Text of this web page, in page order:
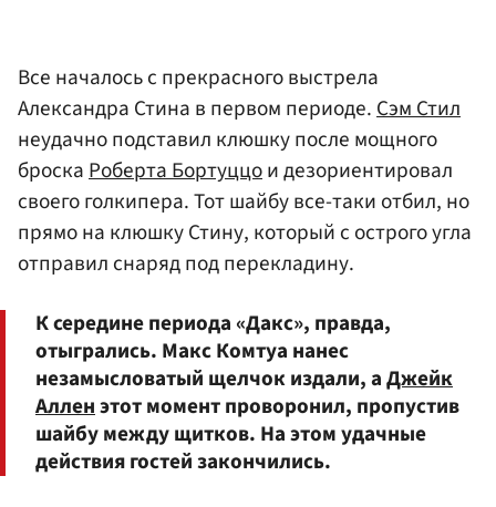
Все началось с прекрасного выстрела
Александра Стина в первом периоде.Сэм Стил
неудачно подставил клюшку после мощного
броскаРоберта Бортуццои дезориентировал
своего голкипера. Тот шайбу все-таки отбил, но
прямо на клюшку Стину, который с острого угла
отправил снаряд под перекладину.
К середине периода «Дакс», правда,
отыгрались. Макс Комтуа нанес
незамысловатый щелчок издали, аДжейк
Алленэтот момент проворонил, пропустив
шайбу между щитков. На этом удачные
действия гостей закончились.